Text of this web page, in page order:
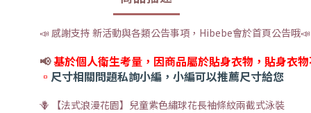
📣 感謝支持 新活動與各類公告事項，Hibebe會於首頁公告哦📣
📢基於個人衛生考量，因商品屬於貼身衣物，貼身衣
▫️ 尺寸相關問題私詢小編，小編可以推薦尺寸給您
🪻 【法式浪漫花園】兒童紫色繡球花長袖條紋兩截式泳裝